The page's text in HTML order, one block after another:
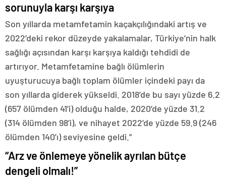
sorunuyla karşı karşıya
Son yıllarda metamfetamin kaçakçılığındaki artış ve
2022’deki rekor düzeyde yakalamalar, Türkiye’nin halk
sağlığı açısından karşı karşıya kaldığı tehdidi de
artırıyor. Metamfetamine bağlı ölümlerin
uyuşturucuya bağlı toplam ölümler içindeki payı da
son yıllarda giderek yükseldi. 2018’de bu sayı yüzde 6.2
(657 ölümden 41’i) olduğu halde, 2020’de yüzde 31.2
(314 ölümden 98’i), ve nihayet 2022’de yüzde 59.9 (246
ölümden 140’ı) seviyesine geldi.”
“Arz ve önlemeye yönelik ayrılan bütçe
dengeli olmalı!”